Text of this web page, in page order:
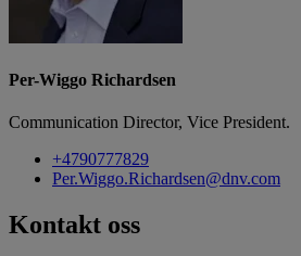
Per-Wiggo Richardsen
Communication Director, Vice President.
+4790777829
Per.Wiggo.Richardsen@dnv.com
Kontakt oss